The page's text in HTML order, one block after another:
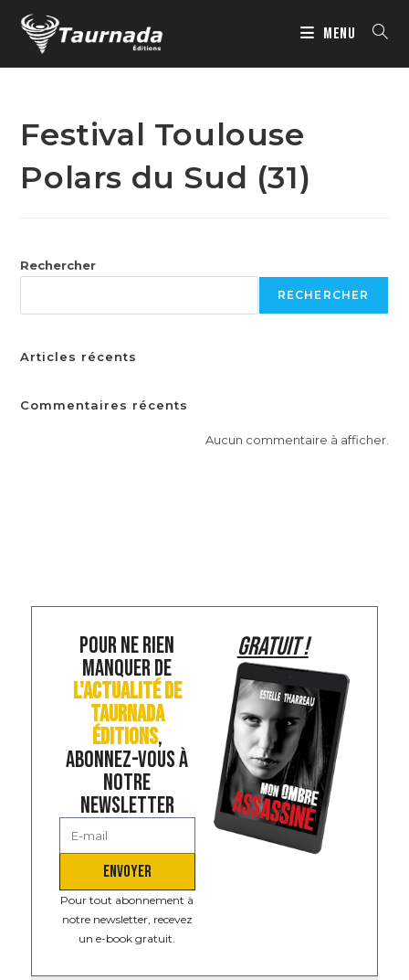
MENU
Festival Toulouse
Polars du Sud (31)
Rechercher
RECHERCHER
Articles récents
Commentaires récents
Aucun commentaire à afficher.
POUR NE RIEN
MANQUER DE
L'ACTUALITÉ DE
TAURNADA
ÉDITIONS,
ABONNEZ-VOUS À
NOTRE
NEWSLETTER
ENVOYER
Pour tout abonnement à
notre newsletter, recevez
un e-book gratuit.
GRATUIT !